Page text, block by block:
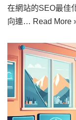
在網站的SEO最佳
向連… Read More